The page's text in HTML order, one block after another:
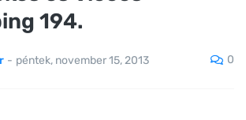
194.
- péntek, november 15, 2013 0